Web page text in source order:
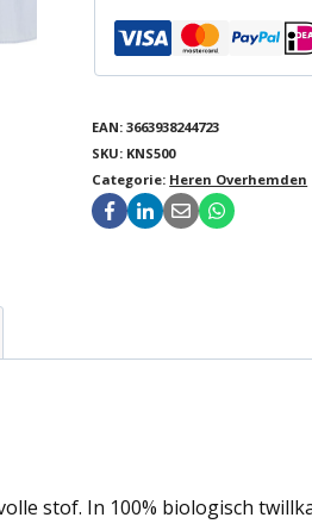
EAN:3663938244723
SKU: KNS500
Categorie: Heren Overhemden
stof. In 100% biologisch